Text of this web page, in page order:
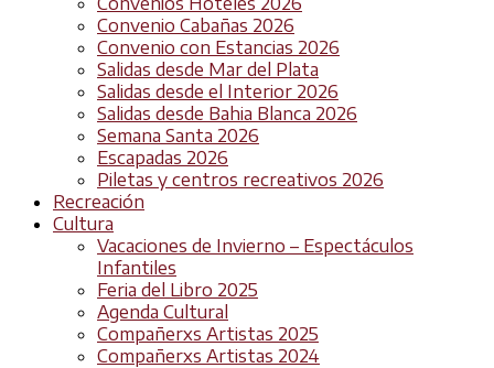
Convenio Cabañas 2026
Convenio con Estancias 2026
Salidas desde Mar del Plata
Salidas desde el Interior 2026
Salidas desde Bahia Blanca 2026
Semana Santa 2026
Escapadas 2026
Piletas y centros recreativos 2026
Recreación
Cultura
Vacaciones de Invierno – Espectáculos
Infantiles
Feria del Libro 2025
Agenda Cultural
Compañerxs Artistas 2025
Compañerxs Artistas 2024